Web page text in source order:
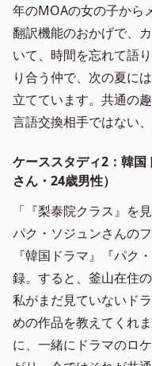
年のMOAの女の子から
翻訳機能のおかげで、
いて、時間を忘れて語
り合う仲で、次の夏に
立てています。共通の
言語交換相手ではない
ケーススタディ2：韓
さん・24歳男性）
「『梨泰院クラス』を
パク・ソジュンさんの
『韓国ドラマ』『パク
録。すると、釜山在住
私がまだ見ていないド
めの作品を教えてくれ
に、一緒にドラマのロ